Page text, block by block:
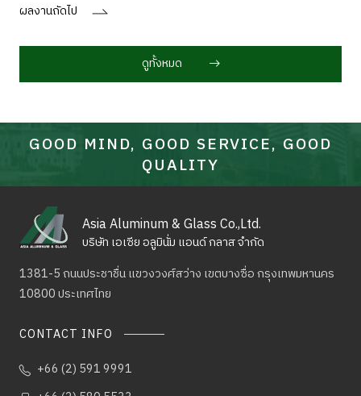
ผลงานถัดไป
ดูทั้งหมด
GOOD MIND, GOOD SERVICE, GOOD
QUALITY
Asia Aluminum & Glass Co.,Ltd.
บริษัท เอเซีย อลูมินั่ม แอนด์ กลาส จำกัด
1381-5 ถนนประชาชื่น แขวงวงศ์สว่าง เขตบางซื่อกรุงเทพมหานคร
10800 ประเทศไทย
CONTACT INFO
+66 (2) 591 9991